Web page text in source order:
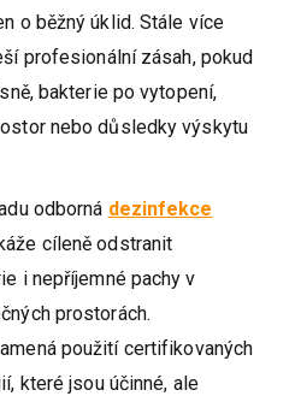
o běžný úklid. Stále více
profesionální zásah, pokud
bakterie po vytopení,
nebo důsledky výskytu
odborná dezinfekce
cíleně odstranit
i nepříjemné pachy v
prostorách.
použití certifikovaných
které jsou účinné, ale